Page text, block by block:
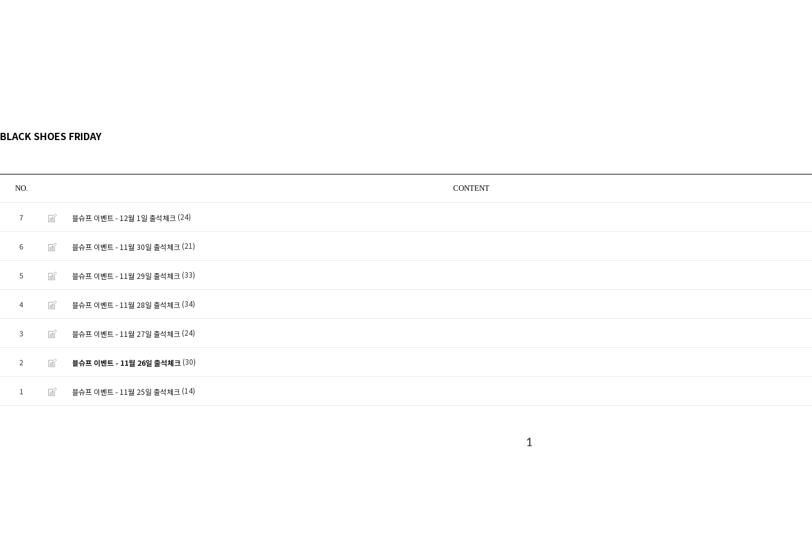
BLACK SHOES FRIDAY
NO. CONTENT
7 블슈프 이벤트 - 12월 1일 출석체크 (24)
6 블슈프 이벤트 - 11월 30일 출석체크 (21)
5 블슈프 이벤트 - 11월 29일 출석체크 (33)
4 블슈프 이벤트 - 11월 28일 출석체크 (34)
3 블슈프 이벤트 - 11월 27일 출석체크 (24)
2 블슈프 이벤트 - 11월 26일 출석체크 (30)
1 블슈프 이벤트 - 11월 25일 출석체크 (14)
1